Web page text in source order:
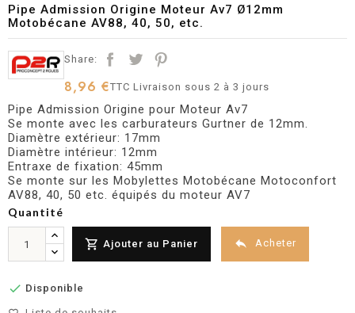
Pipe Admission Origine Moteur Av7 Ø12mm
Motobécane AV88, 40, 50, etc.
Share:
8,96 €TTCLivraison sous 2 à 3 jours
Pipe Admission Origine pour Moteur Av7
Se monte avec les carburateurs Gurtner de 12mm.
Diamètre extérieur: 17mm
Diamètre intérieur: 12mm
Entraxe de fixation: 45mm
Se monte sur les Mobylettes Motobécane Motoconfort
AV88, 40, 50 etc. équipés du moteur AV7
Quantité
 Ajouter au Panier  Acheter
 Disponible